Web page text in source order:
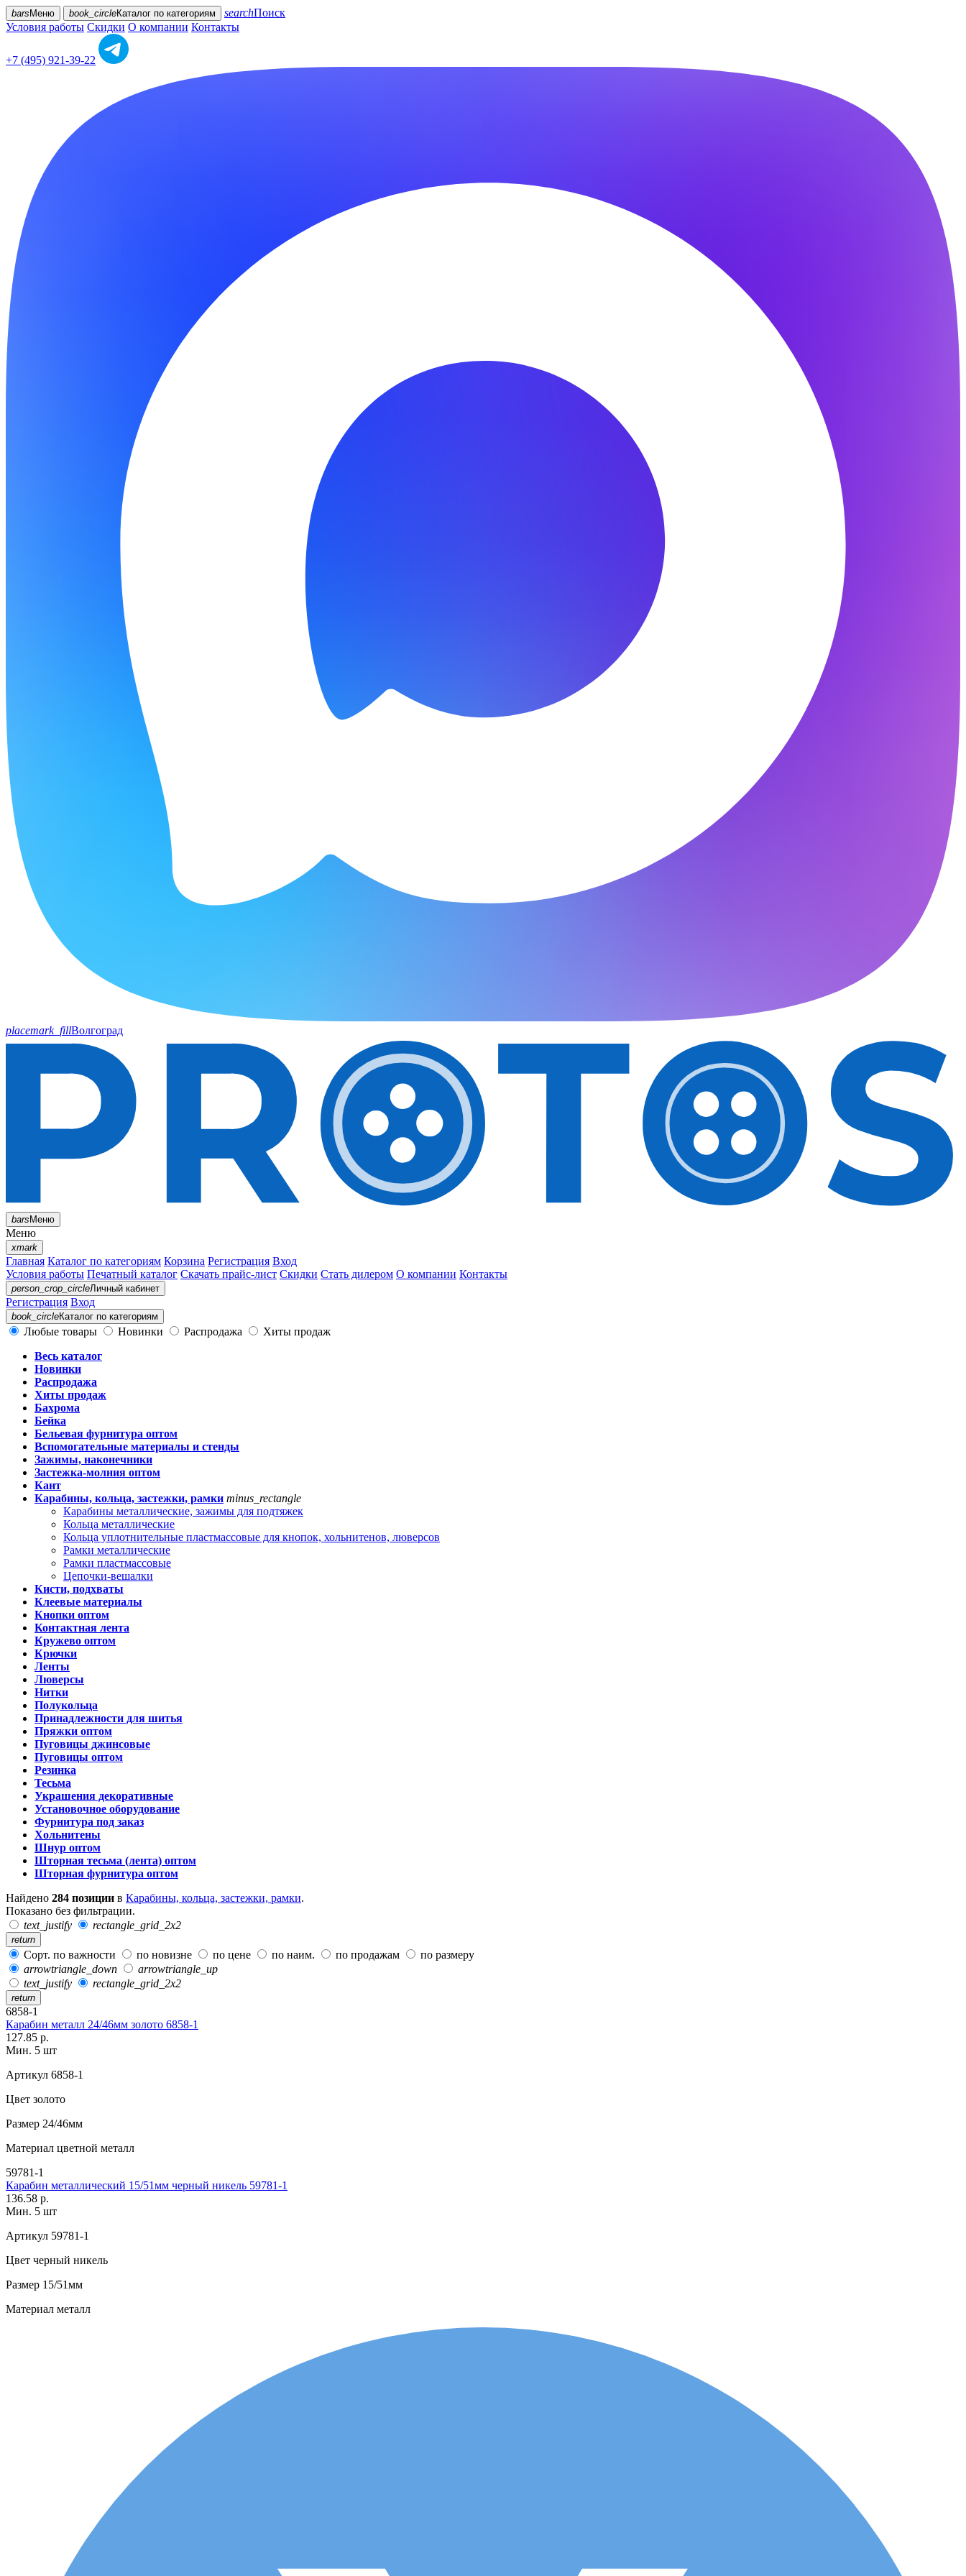
bars Меню book_circleКаталог по категориям searchПоиск
Условия работы Скидки О компании Контакты
+7 (495) 921-39-22
placemark_fillВолгоград
barsМеню
Меню
xmark
Главная Каталог по категориям Корзина Регистрация Вход
Условия работы Печатный каталог Скачать прайс-лист Скидки Стать дилером О компании Контакты
person_crop_circleЛичный кабинет
Регистрация Вход
book_circleКаталог по категориям
Любые товары Новинки Распродажа
Хиты продаж
Весь каталог
Новинки
Распродажа
Хиты продаж
Бахрома
Бейка
Бельевая фурнитура оптом
Вспомогательные материалы и стенды
Зажимы, наконечники
Застежка-молния оптом
Кант
Карабины, кольца, застежки, рамки minus_rectangle
Карабины металлические, зажимы для подтяжек
Кольца металлические
Кольца уплотнительные пластмассовые для кнопок, хольнитенов, люверсов
Рамки металлические
Рамки пластмассовые
Цепочки-вешалки
Кисти, подхваты
Клеевые материалы
Кнопки оптом
Контактная лента
Кружево оптом
Крючки
Ленты
Люверсы
Нитки
Полукольца
Принадлежности для шитья
Пряжки оптом
Пуговицы джинсовые
Пуговицы оптом
Резинка
Тесьма
Украшения декоративные
Установочное оборудование
Фурнитура под заказ
Хольнитены
Шнур оптом
Шторная тесьма (лента) оптом
Шторная фурнитура оптом
Найдено 284 позиции в Карабины, кольца, застежки, рамки.
Показано без фильтрации.
text_justify
rectangle_grid_2x2
return
Сорт. по важности по новизне по цене по наим. по продажам
по размеру
arrowtriangle_down
arrowtriangle_up
text_justify
rectangle_grid_2x2
return
6858-1
Карабин металл 24/46мм золото 6858-1
127.85 р.
Мин. 5 шт
Артикул 6858-1
Цвет золото
Размер 24/46мм
Материал цветной металл
59781-1
Карабин металлический 15/51мм черный никель 59781-1
136.58 р.
Мин. 5 шт
Артикул 59781-1
Цвет черный никель
Размер 15/51мм
Материал металл